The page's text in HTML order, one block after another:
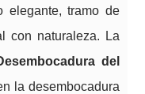
elegante, tramo de
con naturaleza. La
del
la desembocadura